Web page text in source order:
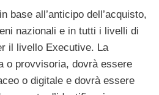
base all’anticipo dell’acquisto,
nazionali e in tutti i livelli di
il livello Executive. La
o provvisoria, dovrà essere
o digitale e dovrà essere